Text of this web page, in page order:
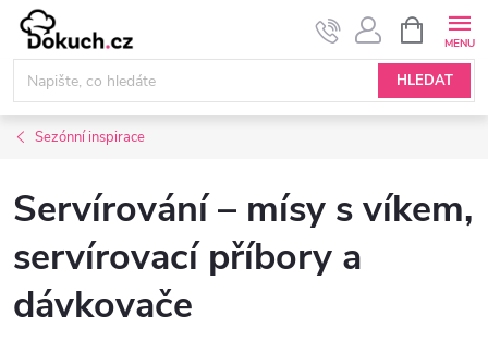
Přejít
obsah
HLEDAT
NÁKUPNÍ
KOŠÍK
Sezónní inspirace
Servírování – mísy s víkem,
servírovací příbory a
dávkovače